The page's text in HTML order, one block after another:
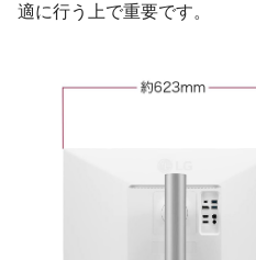
適に行う上で重要です。